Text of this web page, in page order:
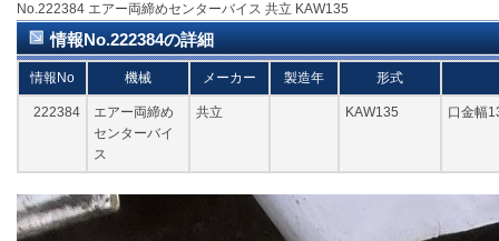
No.222384 エアー両締めセンターバイス 共立 KAW135
情報No.222384の詳細
情報No 機械 メーカー 製造年 形式
222384
エアー両締め
センターバイ
ス
共立 KAW135 口金幅